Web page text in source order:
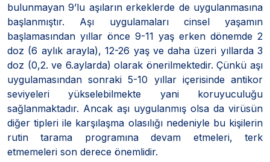
bulunmayan 9’lu aşıların erkeklerde de uygulanmasına
başlanmıştır. Aşı uygulamaları cinsel yaşamın
başlamasından yıllar önce 9-11 yaş erken dönemde 2
doz (6 aylık arayla), 12-26 yaş ve daha üzeri yıllarda 3
doz (0,2. ve 6.aylarda) olarak önerilmektedir. Çünkü aşı
uygulamasından sonraki 5-10 yıllar içerisinde antikor
seviyeleri yükselebilmekte yani koruyuculuğu
sağlanmaktadır. Ancak aşı uygulanmış olsa da virüsün
diğer tipleri ile karşılaşma olasılığı nedeniyle bu kişilerin
rutin tarama programına devam etmeleri, terk
etmemeleri son derece önemlidir.